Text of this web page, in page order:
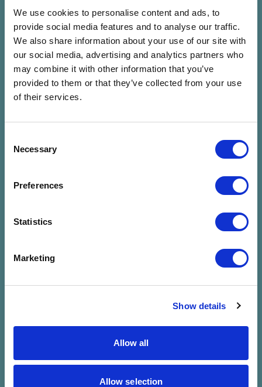
We use cookies to personalise content and ads, to
provide social media features and to analyse our traffic.
We also share information about your use of our site with
our social media, advertising and analytics partners who
may combine it with other information that you’ve
provided to them or that they’ve collected from your use
of their services.
Selection
Necessary
Preferences
Statistics
Marketing
Show details
Allow all
Allow selection
Válassz helyszínt
Válassz időpontot
Nincs találat a
megadott
szűrésre